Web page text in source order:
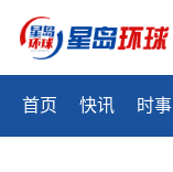
首页 快讯 时事